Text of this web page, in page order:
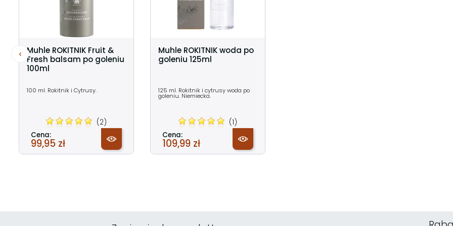
Muhle ROKITNIK Fruit &
Fresh balsam po goleniu
100ml
100 ml. Rokitnik i Cytrusy.
(2)
Cena:
99,95 zł
Muhle ROKITNIK woda po
goleniu 125ml
125 ml. Rokitnik i cytrusy woda po
goleniu. Niemiecka.
(1)
Cena:
109,99 zł